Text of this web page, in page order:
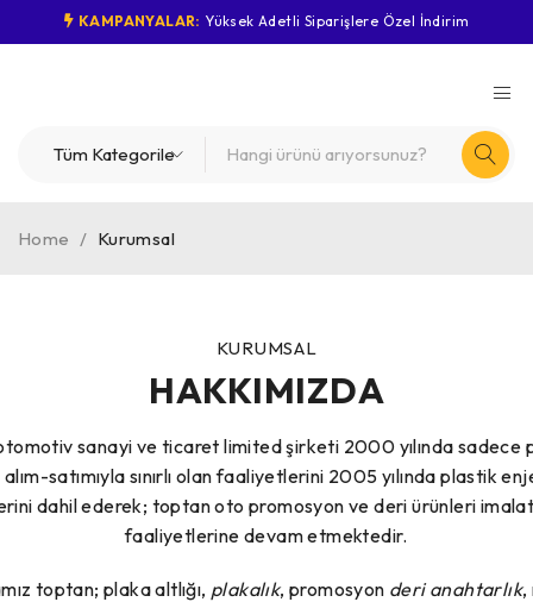
KAMPANYALAR: Yüksek Adetli Siparişlere Özel İndirim
Home / Kurumsal
KURUMSAL
HAKKIMIZDA
sanayi ve ticaret limited şirketi 2000 yılında sadece
satımıyla sınırlı olan faaliyetlerini 2005 yılında plastik
dahil ederek; toptan oto promosyon ve deri ürünleri
faaliyetlerine devam etmektedir.
toptan; plaka altlığı, plakalık, promosyon deri anahtarlık,